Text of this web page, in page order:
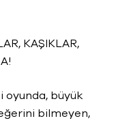
KAŞIKLAR,
oyunda, büyük
bilmeyen,